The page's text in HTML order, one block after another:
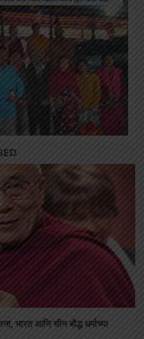
भारत आणि चीन बौद्ध धर्माच्या